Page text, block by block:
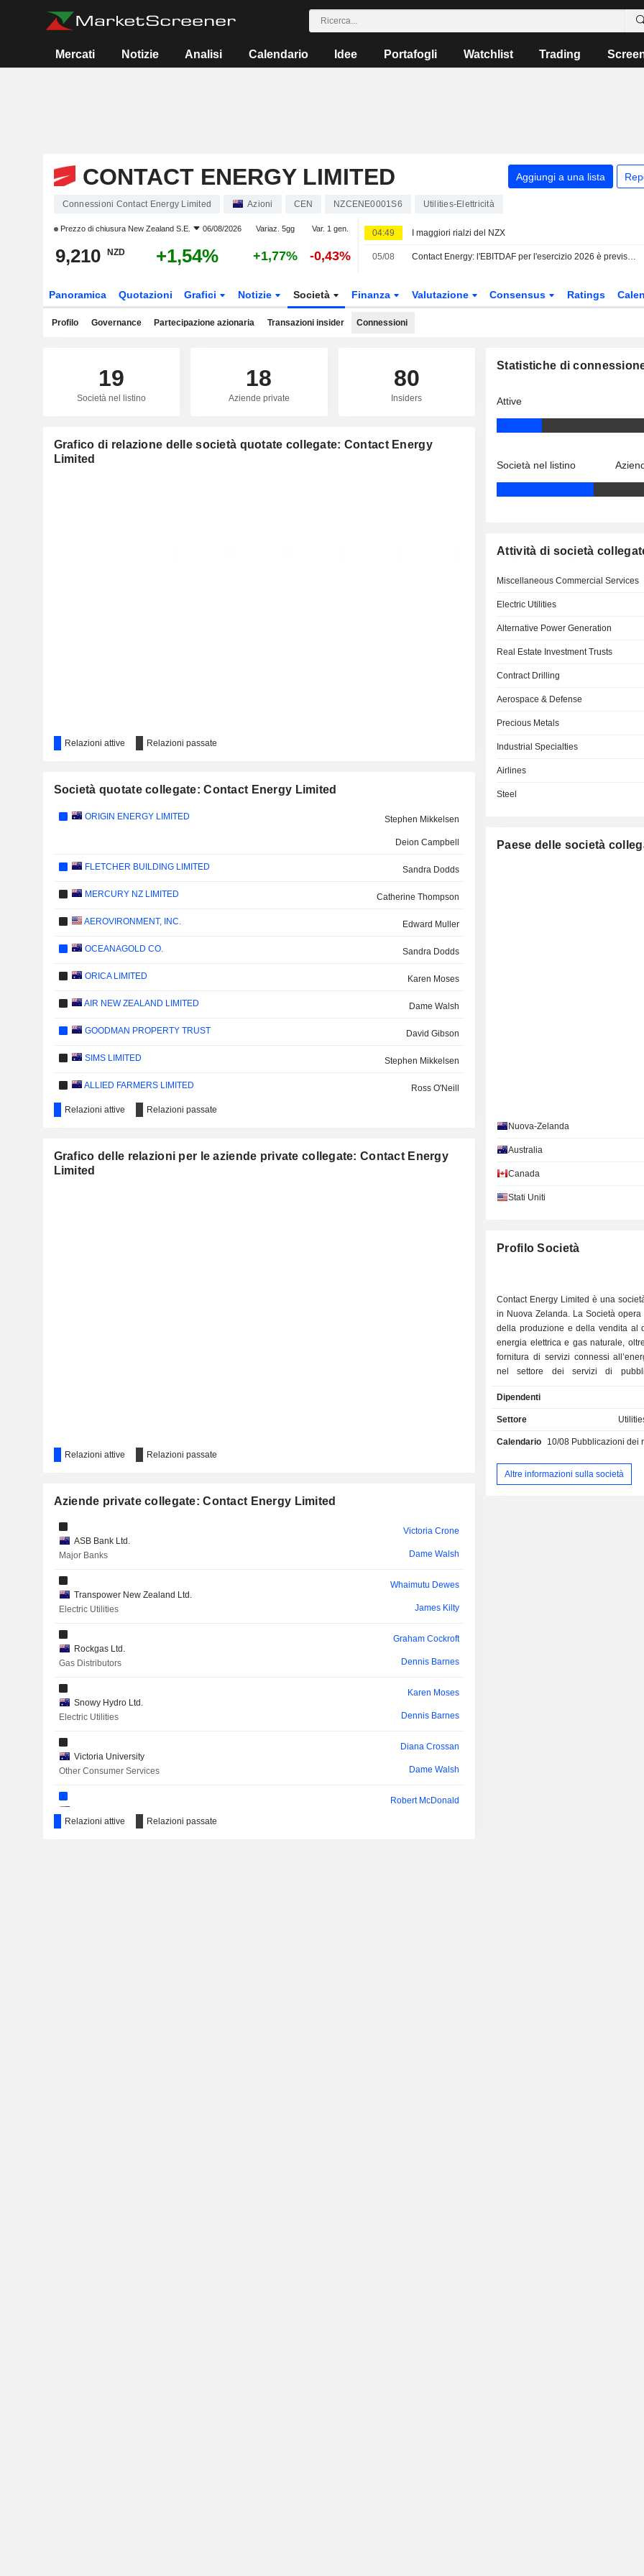
Mercati Notizie Analisi Calendario Idee Portafogli Watchlist Trading
CONTACT ENERGY LIMITED Aggiungi a una lista
Connessioni Contact Energy Limited Azioni CEN NZCENE0001S6 Utilities-Elettricità
Prezzo di chiusura New Zealand S.E. 06/08/2026 Variaz. 5gg Var. 1 gen.
9,210 NZD +1,54% +1,77% -0,43%
04:49 I maggiori rialzi del NZX
05/08 Contact Energy: l'EBITDAF per l'esercizio 2026 è previsto a 1,01 Mrd NZD, superando i target, secondo Jarden
Panoramica Quotazioni Grafici Notizie Società Finanza Valutazione Consensus Ratings
Profilo Governance Partecipazione azionaria Transazioni insider Connessioni
19
Società nel listino
18
Aziende private
80
Insiders
Grafico di relazione delle società quotate collegate: Contact Energy
Limited
Relazioni attive Relazioni passate
Società quotate collegate: Contact Energy Limited
ORIGIN ENERGY LIMITED Stephen Mikkelsen
Deion Campbell
FLETCHER BUILDING LIMITED Sandra Dodds
MERCURY NZ LIMITED Catherine Thompson
AEROVIRONMENT, INC. Edward Muller
OCEANAGOLD CO. Sandra Dodds
ORICA LIMITED Karen Moses
AIR NEW ZEALAND LIMITED Dame Walsh
GOODMAN PROPERTY TRUST David Gibson
SIMS LIMITED Stephen Mikkelsen
ALLIED FARMERS LIMITED Ross O'Neill
NZME LIMITED
GENESIS ENERGY LIMITED
Relazioni attive Relazioni passate
Grafico delle relazioni per le aziende private collegate: Contact Energy
Limited
Relazioni attive Relazioni passate
Aziende private collegate: Contact Energy Limited
ASB Bank Ltd.
Major Banks
Victoria Crone
Dame Walsh
Transpower New Zealand Ltd.
Electric Utilities
Whaimutu Dewes
James Kilty
Rockgas Ltd.
Gas Distributors
Graham Cockroft
Dennis Barnes
Snowy Hydro Ltd.
Electric Utilities
Karen Moses
Dennis Barnes
Victoria University
Other Consumer Services
Diana Crossan
Dame Walsh
Miscellaneous Commercial Services
Robert McDonald
Relazioni attive Relazioni passate
Statistiche di
Attive
Società nel listino
Attività di società
Miscellaneous Commercial Services
Electric Utilities
Alternative Power Generation
Real Estate Investment Trusts
Contract Drilling
Aerospace & Defense
Precious Metals
Industrial Specialties
Airlines
Steel
Paese delle società
Nuova-Zelanda
Australia
Canada
Stati Uniti
Profilo Società
Contact Energy Limited è una
in Nuova Zelanda. La Società opera
della produzione e della vendita al
energia elettrica e gas naturale,
fornitura di servizi connessi
nel settore dei servizi di
residenziali, commerciali e
Nuova Zelanda. La sua attività si
all’ingrosso, e servizi energetici al
all'ingrosso comprende la
vendita di energia elettrica
Dipendenti
Settore
Calendario 10/08 Pubblicazioni dei risultati -
Altre informazioni sulla società